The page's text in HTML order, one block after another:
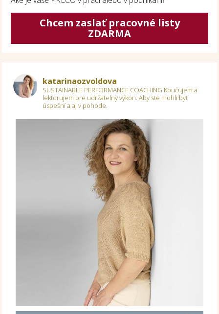
Chcem zaslať pracovné listy
ZDARMA
katarinaozvoldova
SUSTAINABLE PERFORMANCE COACHING Koučujem a
lektorujem pre udržateľný výkon.Aby ste mohli byť
úspešní a aj v pohode.